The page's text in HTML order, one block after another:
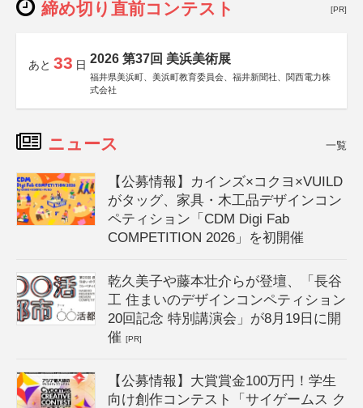
締め切り直前コンテスト [PR]
あと 33 日 2026 第37回 美浜美術展
福井県美浜町、美浜町教育委員会、福井新聞社、関西電力株
式会社
ニュース 一覧
【公募情報】カインズ×コクヨ×VUILD
がタッグ、家具・木工品デザインコン
ペティション「CDM Digi Fab
COMPETITION 2026」を初開催
乾久美子や藤本壮介らが登壇、「長谷
工 住まいのデザインコンペティション
20回記念 特別講演会」が8月19日に開
催[PR]
【公募情報】大賞賞金100万円！学生
向け創作コンテスト「サイゲームス ク